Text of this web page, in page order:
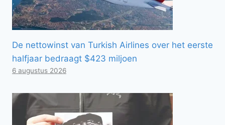
De nettowinst van Turkish Airlines over het eerste
halfjaar bedraagt ​​$423 miljoen
6 augustus 2026